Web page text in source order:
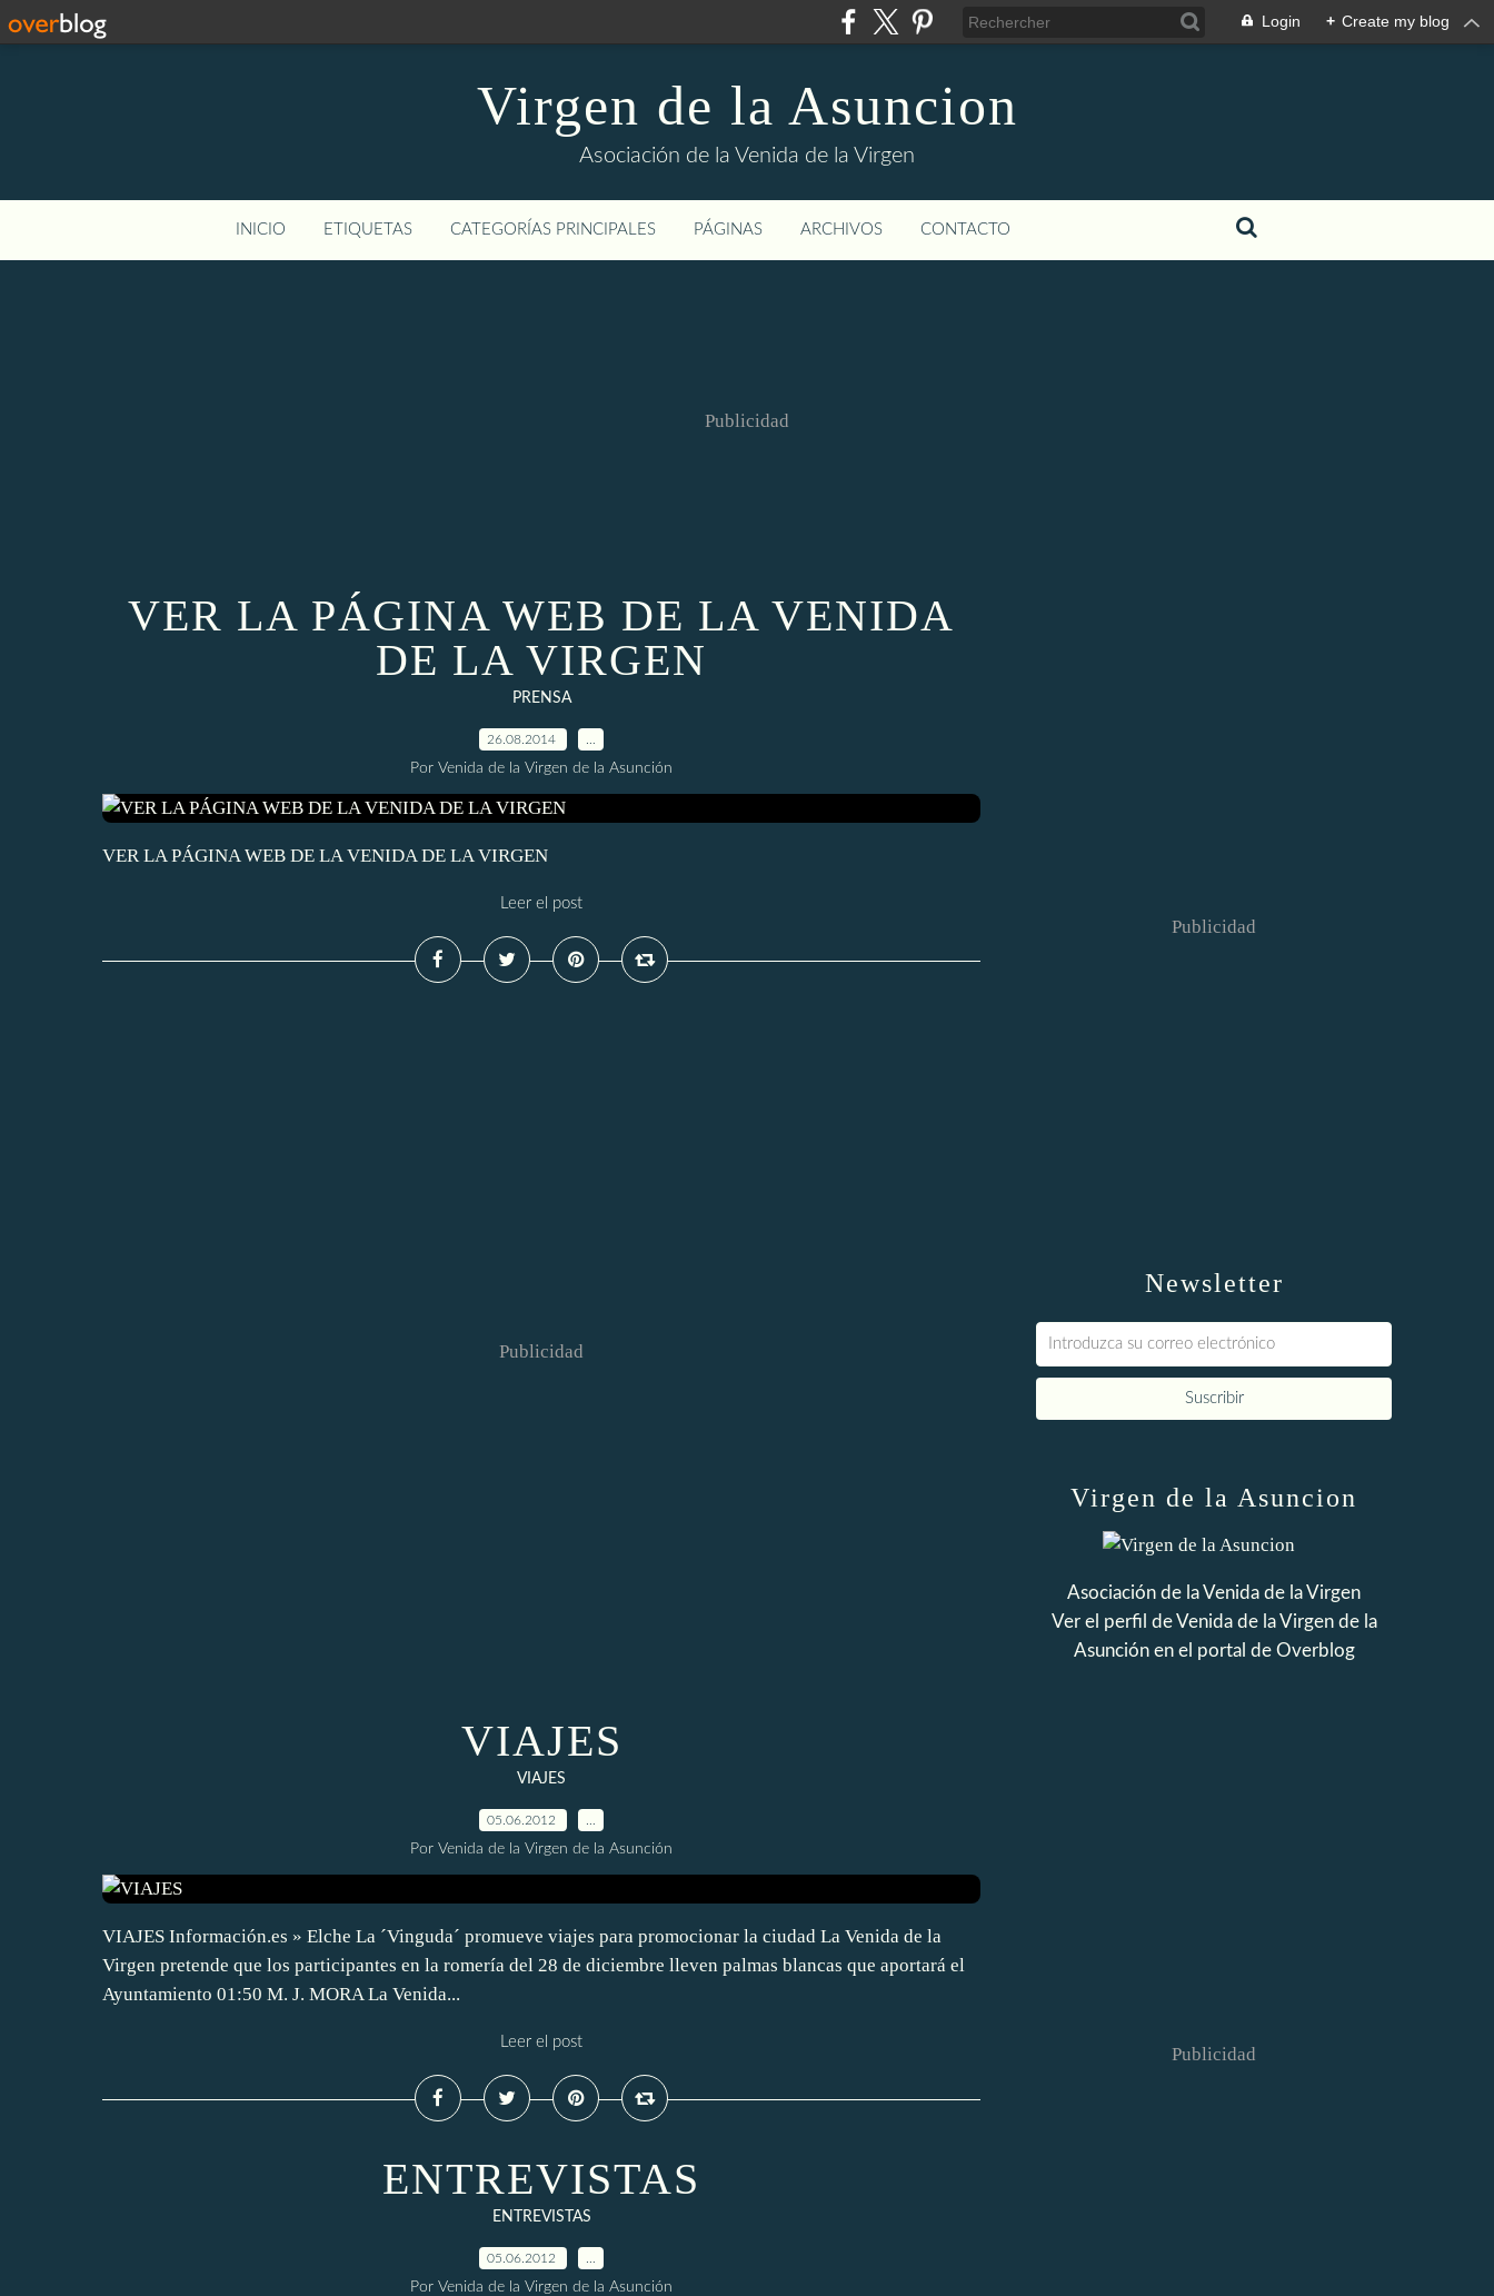
Login + Create my blog
Virgen de la Asuncion
Asociación de la Venida de la Virgen
INICIO ETIQUETAS CATEGORÍAS PRINCIPALES PÁGINAS ARCHIVOS CONTACTO
Publicidad
VER LA PÁGINA WEB DE LA VENIDA
DE LA VIRGEN
PRENSA
26.08.2014
Por Venida de la Virgen de la Asunción
VER LA PÁGINA WEB DE LA VENIDA DE LA VIRGEN
Leer el post
Publicidad
VIAJES
VIAJES
05.06.2012
Por Venida de la Virgen de la Asunción
VIAJES Información.es » Elche La ´Vinguda´ promueve viajes para promocionar la ciudad La Venida de la
Virgen pretende que los participantes en la romería del 28 de diciembre lleven palmas blancas que aportará el
Ayuntamiento 01:50 M. J. MORA La Venida...
Leer el post
ENTREVISTAS
ENTREVISTAS
05.06.2012
Por Venida de la Virgen de la Asunción
Newsletter
Publicidad
Virgen de la Asuncion
Asociación de la Venida de la Virgen
Ver el perfil deVenida de la Virgen de la
Asunciónen el portal de Overblog
Publicidad